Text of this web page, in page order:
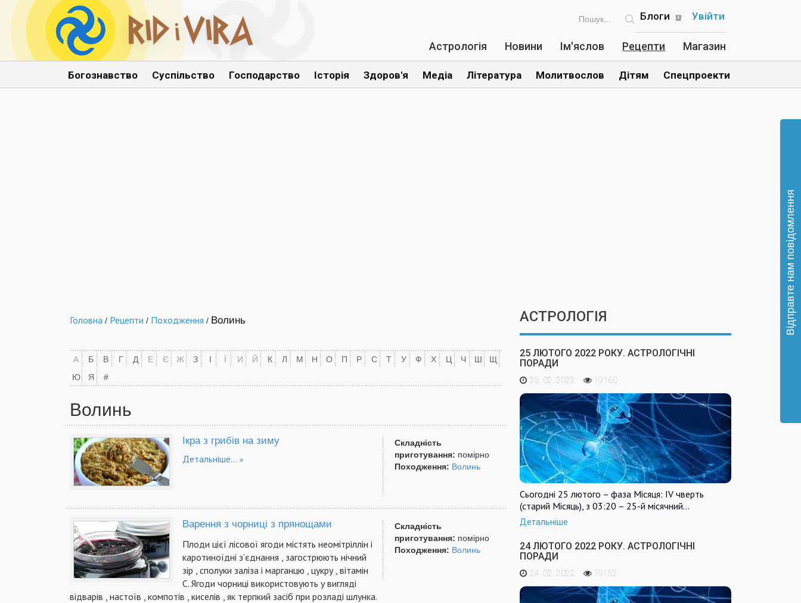
Увійти
Блоги
Астрологія Новини Ім'яслов Рецепти Магазин
Богознавство Суспільство Господарство Історія Здоров'я Медіа Література Молитвослов Дітям Спецпроекти
Головна / Рецепти / Походження / Волинь
А Б В Г Д Е Є Ж З І Ї И Й К Л М Н О П Р С Т У Ф Х Ц Ч Ш
Щ
Ю
Я #
Волинь
Складність
приготування: помірно
Походження: Волинь
Ікра з грибів на зиму
Детальніше...
Складність
приготування: помірно
Походження: Волинь
Варення з чорниці з прянощами
Плоди цієї лісової ягоди містять неомітріллін і
каротиноїдні з’єднання , загострюють нічний
зір , сполуки заліза і марганцю , цукру , вітамін
С. Ягоди чорниці використовують у вигляді
відварів , настоїв , компотів , киселів , як терпкий засіб при розладі шлунка.
АСТРОЛОГІЯ
25 ЛЮТОГО 2022 РОКУ. АСТРОЛОГІЧНІ
ПОРАДИ
25. 02. 2022 19160
Сьогодні 25 лютого – фаза Місяця: IV чверть
(старий Місяць), з 03:20 – 25-й місячний…
Детальніше
24 ЛЮТОГО 2022 РОКУ. АСТРОЛОГІЧНІ
ПОРАДИ
24. 02. 2022 19152
Відправте нам повідомлення